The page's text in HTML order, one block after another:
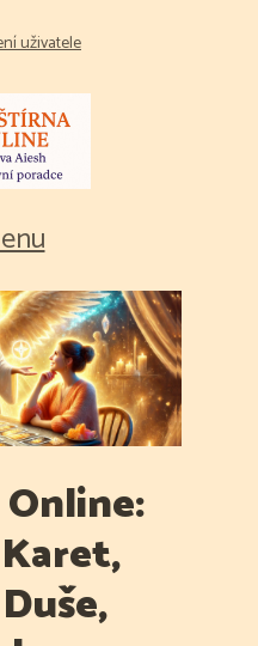
uživatele